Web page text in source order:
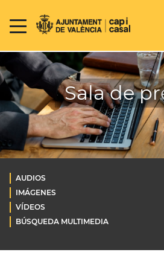
Sala de
AUDIOS
IMÁGENES
VÍDEOS
BÚSQUEDA MULTIMEDIA